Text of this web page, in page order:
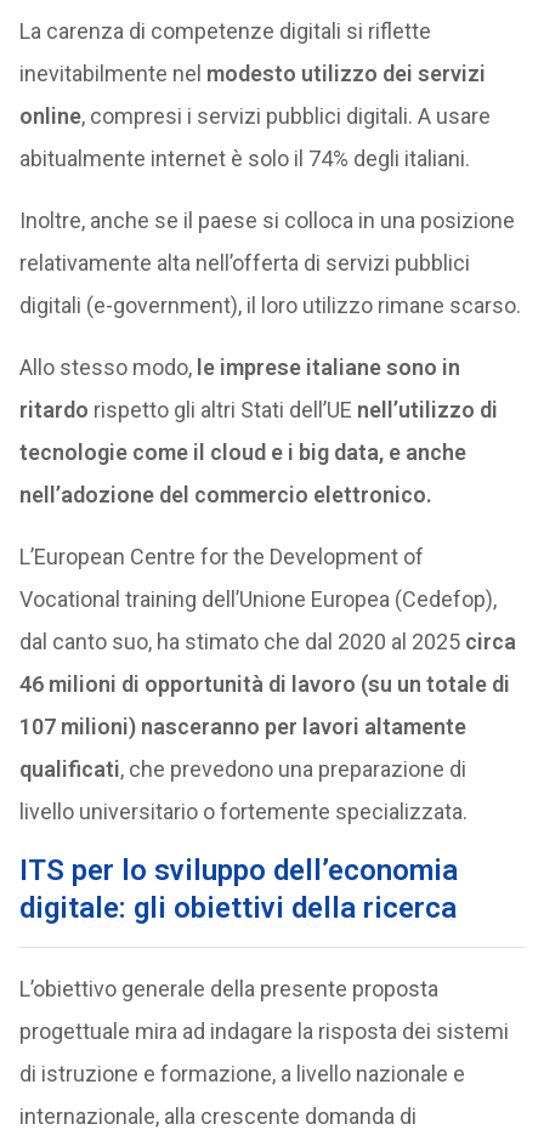
La carenza di competenze digitali si riflette
inevitabilmente nel modesto utilizzo dei servizi
online, compresi i servizi pubblici digitali. A usare
abitualmente internet è solo il 74% degli italiani.
Inoltre, anche se il paese si colloca in una posizione
relativamente alta nell’offerta di servizi pubblici
digitali (e-government), il loro utilizzo rimane scarso.
Allo stesso modo, le imprese italiane sono in
ritardo rispetto gli altri Stati dell’UE nell’utilizzo di
tecnologie come il cloud e i big data, e anche
nell’adozione del commercio elettronico.
L’European Centre for the Development of
Vocational training dell’Unione Europea (Cedefop),
dal canto suo, ha stimato che dal 2020 al 2025 circa
46 milioni di opportunità di lavoro (su un totale di
107 milioni) nasceranno per lavori altamente
qualificati, che prevedono una preparazione di
livello universitario o fortemente specializzata.
ITS per lo sviluppo dell’economia
digitale: gli obiettivi della ricerca
L’obiettivo generale della presente proposta
progettuale mira ad indagare la risposta dei sistemi
di istruzione e formazione, a livello nazionale e
internazionale, alla crescente domanda di